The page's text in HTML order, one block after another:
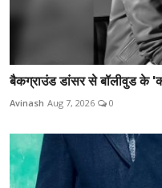
बैकग्राउंड डांसर से बॉलीवुड के
Avinash Aug 7, 2026 0